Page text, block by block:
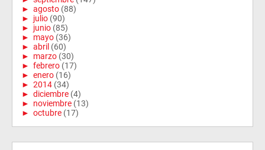
► agosto (88)
► julio (90)
► junio (85)
► mayo (36)
► abril (60)
► marzo (30)
► febrero (17)
► enero (16)
► 2014 (34)
► diciembre (4)
► noviembre (13)
► octubre (17)